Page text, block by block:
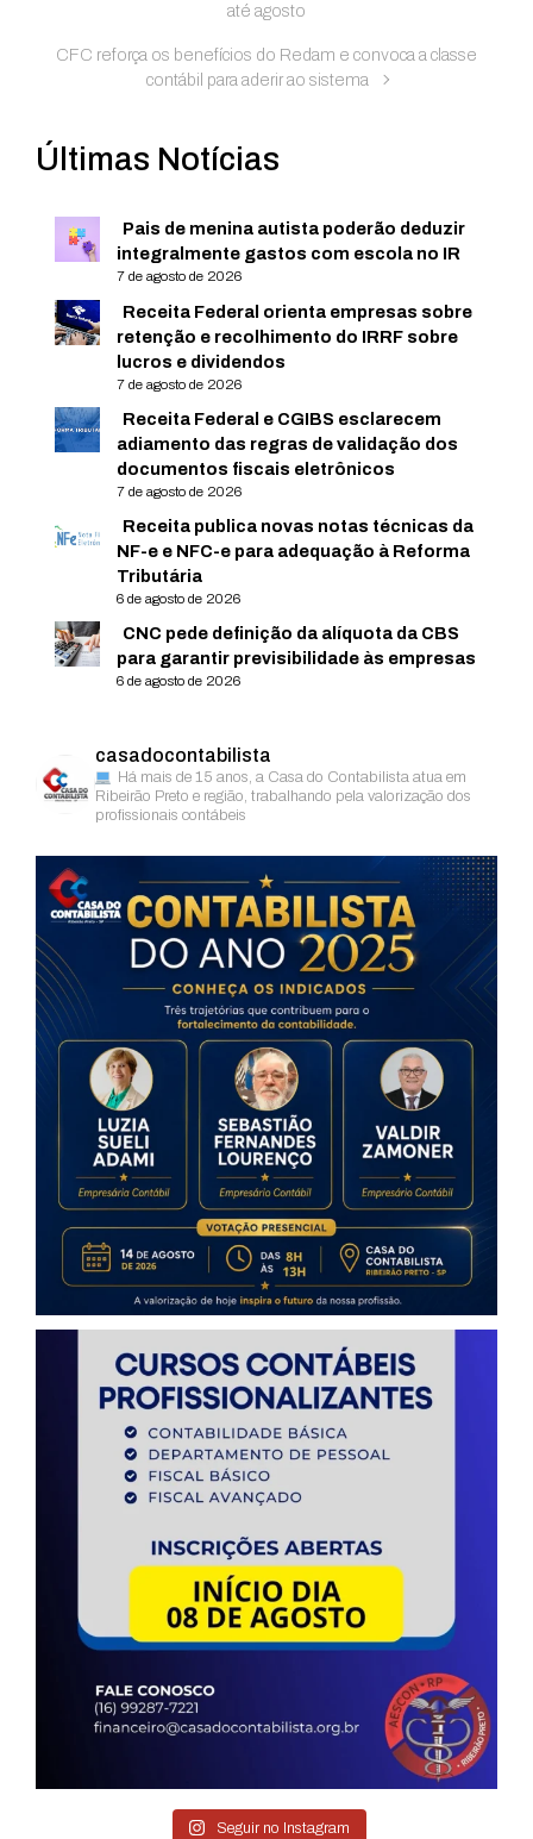
até agosto
CFC reforça os benefícios do Redam e convoca a classe
contábil para aderir ao sistema
Últimas Notícias
Pais de menina autista poderão deduzir
integralmente gastos com escola no IR
7 de agosto de 2026
Receita Federal orienta empresas sobre
retenção e recolhimento do IRRF sobre
lucros e dividendos
7 de agosto de 2026
Receita Federal e CGIBS esclarecem
adiamento das regras de validação dos
documentos fiscais eletrônicos
7 de agosto de 2026
Receita publica novas notas técnicas da
NF-e e NFC-e para adequação à Reforma
Tributária
6 de agosto de 2026
CNC pede definição da alíquota da CBS
para garantir previsibilidade às empresas
6 de agosto de 2026
casadocontabilista
Há mais de 15 anos, a Casa do Contabilista atua em
Ribeirão Preto e região, trabalhando pela valorização dos
profissionais contábeis
Seguir no Instagram